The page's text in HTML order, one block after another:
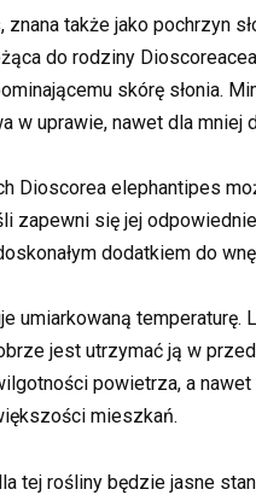
także jako pochrzyn
do rodziny
skórę słonia.
w uprawie, nawet dla mniej
Dioscorea elephantipes
zapewni się jej
dodatkiem do
umiarkowaną
jest utrzymać ją w
powietrza, a
mieszkań.
tej rośliny będzie jasne